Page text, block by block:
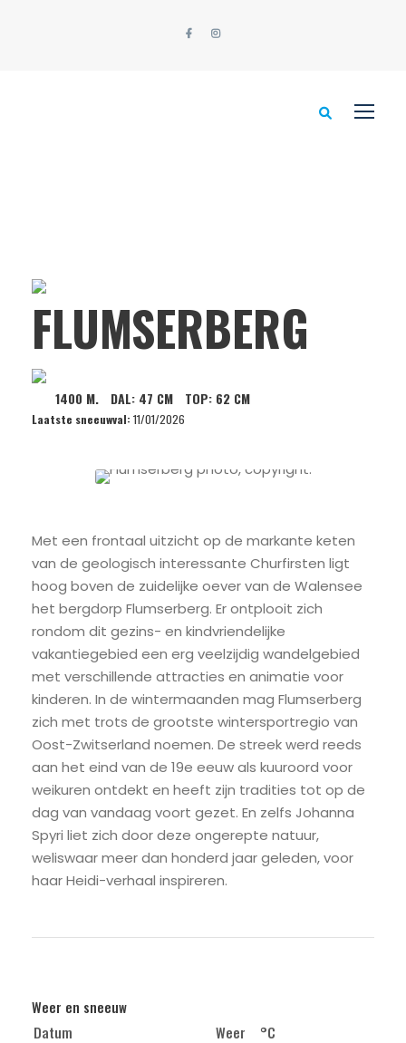
FLUMSERBERG
1400 M. DAL: 47 CM TOP: 62 CM
Laatste sneeuwval: 11/01/2026
Met een frontaal uitzicht op de markante keten
van de geologisch interessante Churfirsten ligt
hoog boven de zuidelijke oever van de Walensee
het bergdorp Flumserberg. Er ontplooit zich
rondom dit gezins- en kindvriendelijke
vakantiegebied een erg veelzijdig wandelgebied
met verschillende attracties en animatie voor
kinderen. In de wintermaanden mag Flumserberg
zich met trots de grootste wintersportregio van
Oost-Zwitserland noemen. De streek werd reeds
aan het eind van de 19e eeuw als kuuroord voor
weikuren ontdekt en heeft zijn tradities tot op de
dag van vandaag voort gezet. En zelfs Johanna
Spyri liet zich door deze ongerepte natuur,
weliswaar meer dan honderd jaar geleden, voor
haar Heidi-verhaal inspireren.
Weer en sneeuw
Datum
Weer °C